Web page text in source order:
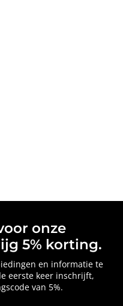
onze
5% korting.
en informatie te
eerste keer inschrijft,
van 5%.